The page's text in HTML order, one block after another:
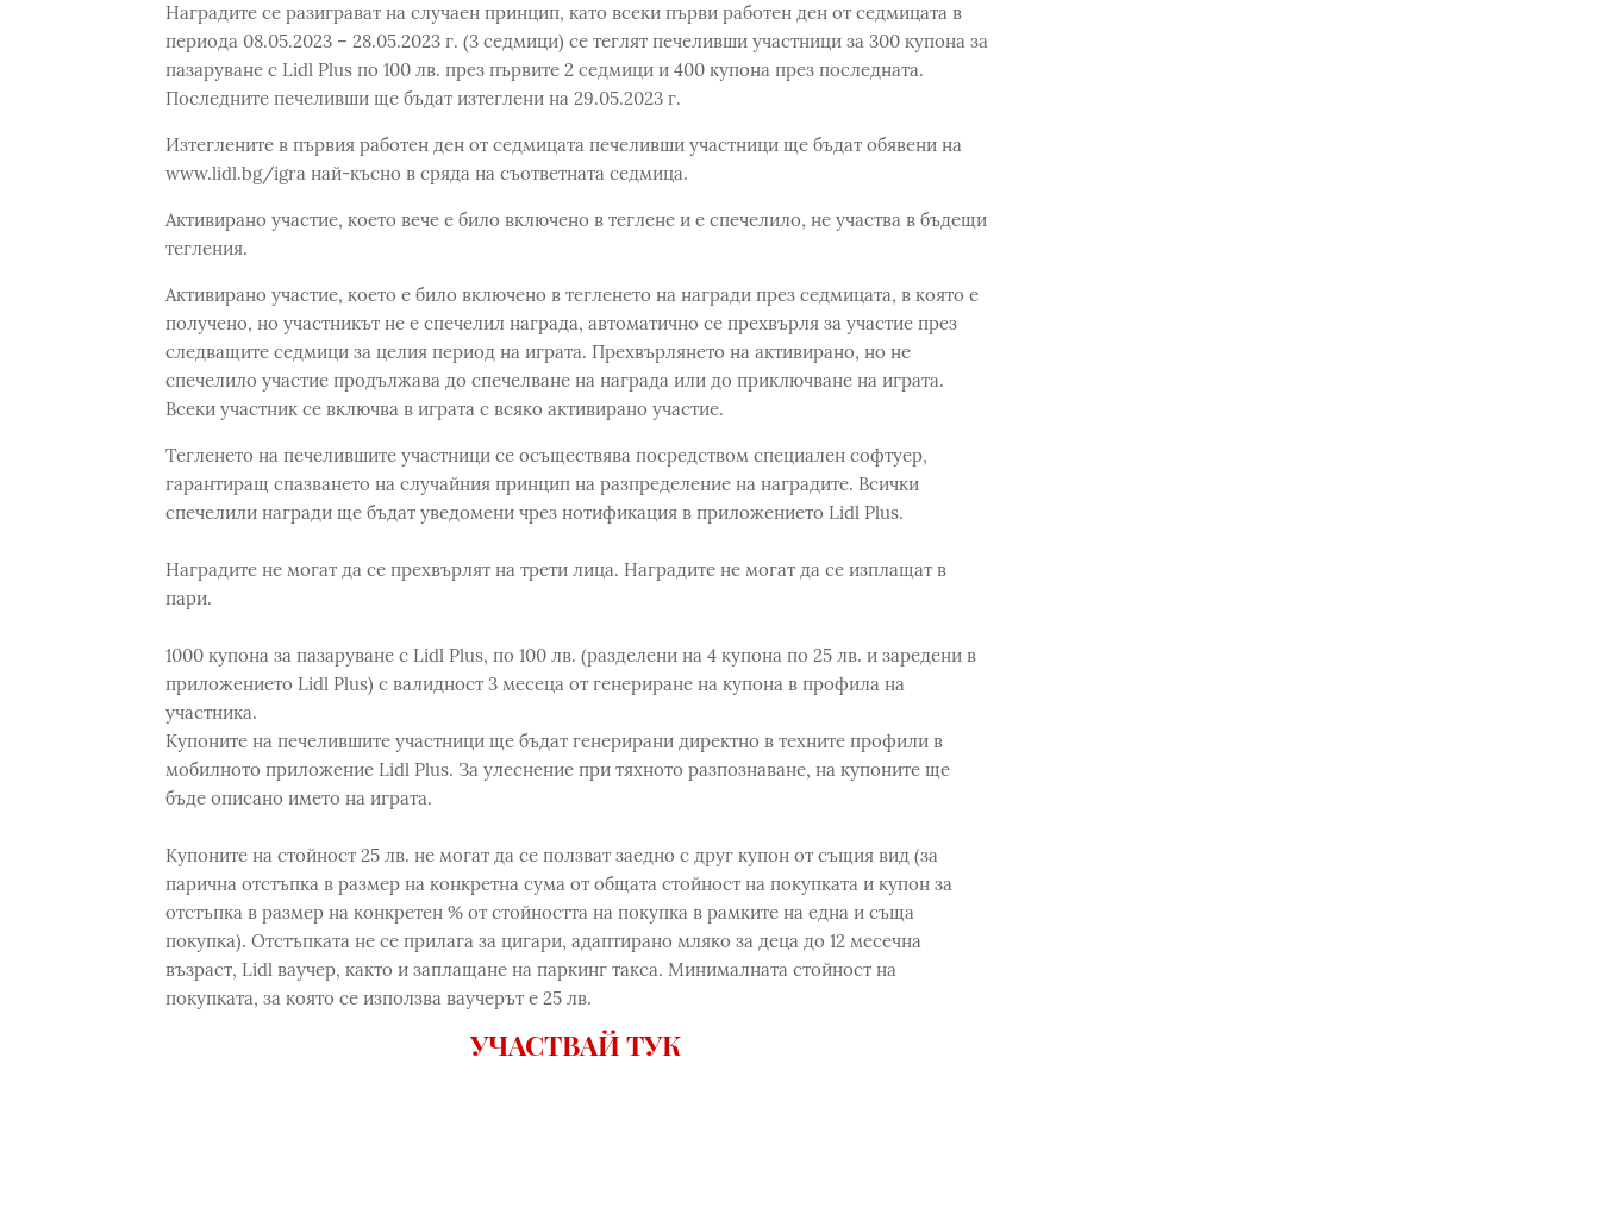
Наградите се разиграват на случаен принцип, като всеки първи работен ден от седмицата в
периода 08.05.2023 – 28.05.2023 г. (3 седмици) се теглят печеливши участници за 300 купона за
пазаруване с Lidl Plus по 100 лв. през първите 2 седмици и 400 купона през последната.
Последните печеливши ще бъдат изтеглени на 29.05.2023 г.
Изтеглените в първия работен ден от седмицата печеливши участници ще бъдат обявени на
www.lidl.bg/igra най-късно в сряда на съответната седмица.
Активирано участие, което вече е било включено в теглене и е спечелило, не участва в бъдещи
тегления.
Активирано участие, което е било включено в тегленето на награди през седмицата, в която е
получено, но участникът не е спечелил награда, автоматично се прехвърля за участие през
следващите седмици за целия период на играта. Прехвърлянето на активирано, но не
спечелило участие продължава до спечелване на награда или до приключване на играта.
Всеки участник се включва в играта с всяко активирано участие.
Тегленето на печелившите участници се осъществява посредством специален софтуер,
гарантиращ спазването на случайния принцип на разпределение на наградите. Всички
спечелили награди ще бъдат уведомени чрез нотификация в приложението Lidl Plus.
Наградите не могат да се прехвърлят на трети лица. Наградите не могат да се изплащат в
пари.
1000 купона за пазаруване с Lidl Plus, по 100 лв. (разделени на 4 купона по 25 лв. и заредени в
приложениeто Lidl Plus) с валидност 3 месеца от генериране на купона в профила на
участника.
Купоните на печелившите участници ще бъдат генерирани директно в техните профили в
мобилното приложение Lidl Plus. За улеснение при тяхното разпознаване, на купоните ще
бъде описано името на играта.
Купоните на стойност 25 лв. не могат да се ползват заедно с друг купон от същия вид (за
парична отстъпка в размер на конкретна сума от общата стойност на покупката и купон за
отстъпка в размер на конкретен % от стойността на покупка в рамките на една и съща
покупка). Отстъпката не се прилага за цигари, адаптирано мляко за деца до 12 месечна
възраст, Lidl ваучер, както и заплащане на паркинг такса. Минималната стойност на
покупката, за която се използва ваучерът е 25 лв.
УЧАСТВАЙ ТУК